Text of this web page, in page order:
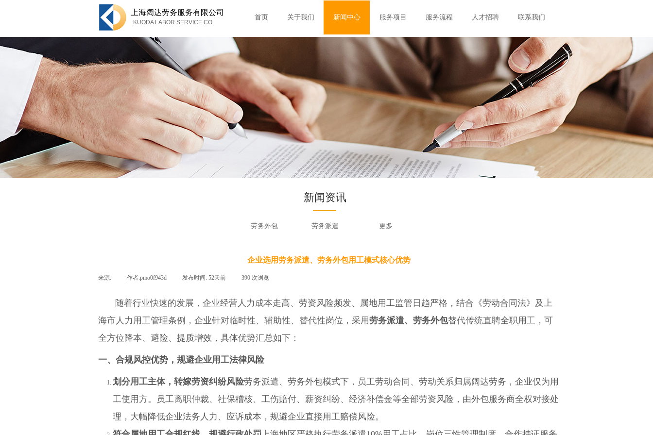
首页 关于我们 新闻中心 服务项目 服务流程 人才招聘 联系我们
上海阔达劳务服务有限公司
KUODA LABOR SERVICE CO.
新闻资讯
劳务外包 劳务派遣 更多
企业选用劳务派遣、劳务外包用工模式核心优势
来源: 作者:pmo0f943d 发布时间: 52天前 390 次浏览
随着行业快速的发展，企业经营人力成本走高、劳资风险频发、属地用工监管日趋严格，结合《劳动合同法》及上
海市人力用工管理条例，企业针对临时性、辅助性、替代性岗位，采用劳务派遣、劳务外包替代传统直聘全职用工，可
全方位降本、避险、提质增效，具体优势汇总如下：
一、合规风控优势，规避企业用工法律风险
划分用工主体，转嫁劳资纠纷风险劳务派遣、劳务外包模式下，员工劳动合同、劳动关系归属阔达劳务，企业仅为用
工使用方。员工离职仲裁、社保稽核、工伤赔付、薪资纠纷、经济补偿金等全部劳资风险，由外包服务商全权对接处
理，大幅降低企业法务人力、应诉成本，规避企业直接用工赔偿风险。